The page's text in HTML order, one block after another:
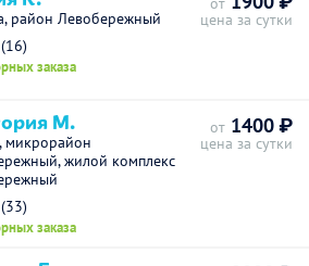
район Левобережный
(16)
заказа
цена за сутки
М.
микрорайон
жилой комплекс
(33)
заказа
от 1400 ₽
цена за сутки